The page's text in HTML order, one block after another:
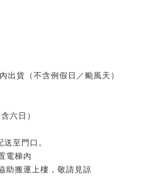
出貨（不含例假日／颱風天）
六日）
送至門口。
電梯內
助搬運上樓，敬請見諒